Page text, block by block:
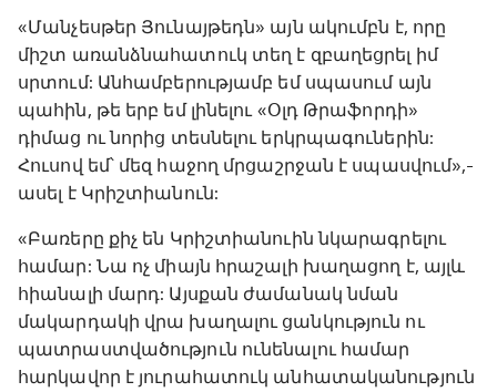
«Մանչեսթեր Յունայթեդն» այն ակումբն է, որը
միշտ առանձնահատուկ տեղ է զբաղեցրել իմ
սրտում: Անհամբերությամբ եմ սպասում այն
պահին, թե երբ եմ լինելու «Օլդ Թրաֆորդի»
դիմաց ու նորից տեսնելու երկրպագուներին:
Հուսով եմ՝ մեզ հաջող մրցաշրջան է սպասվում»,-
ասել է Կրիշտիանուն:
«Բառերը քիչ են Կրիշտիանուին նկարագրելու
համար: Նա ոչ միայն հրաշալի խաղացող է, այլև
հիանալի մարդ: Այսքան ժամանակ նման
մակարդակի վրա խաղալու ցանկություն ու
պատրաստվածություն ունենալու համար
հարկավոր է յուրահատուկ անհատականություն